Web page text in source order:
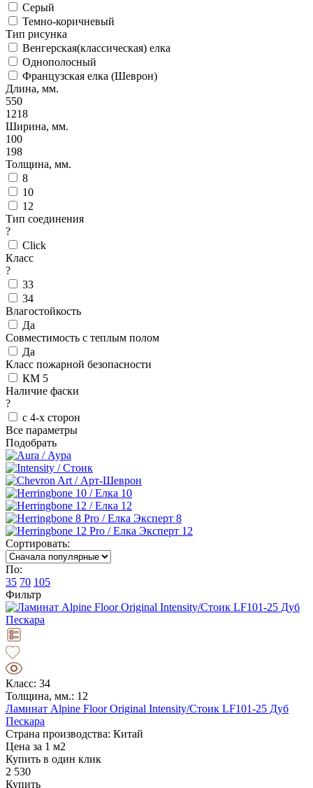
Серый
Темно-коричневый
Тип рисунка
Венгерская(классическая) елка
Однополосный
Французская елка (Шеврон)
Длина, мм.
550
1218
Ширина, мм.
100
198
Толщина, мм.
8
10
12
Тип соединения
?
Click
Класс
?
33
34
Влагостойкость
Да
Совместимость с теплым полом
Да
Класс пожарной безопасности
КМ 5
Наличие фаски
?
с 4-х сторон
Все параметры
Подобрать
Сортировать:
По:
35 70 105
Фильтр
Класс: 34
Толщина, мм.: 12
Ламинат Alpine Floor Original Intensity/Стоик LF101-25 Дуб
Пескара
Страна производства: Китай
Цена за 1 м2
Купить в один клик
2 530
Купить